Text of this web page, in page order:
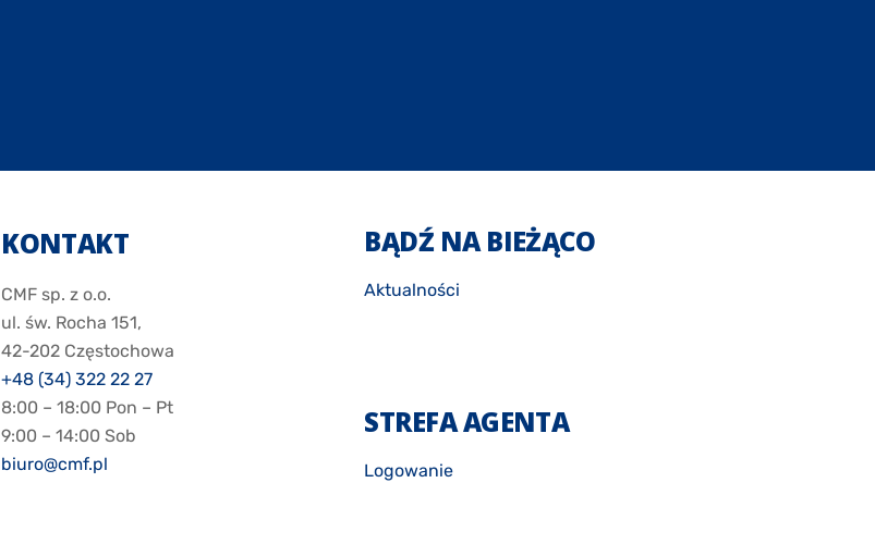
KONTAKT
CMF sp. z o.o.
ul. św. Rocha 151,
42-202 Częstochowa
+48 (34) 322 22 27
8:00 – 18:00 Pon – Pt
9:00 – 14:00 Sob
biuro@cmf.pl
BĄDŹ NA BIEŻĄCO
Aktualności
STREFA AGENTA
Logowanie